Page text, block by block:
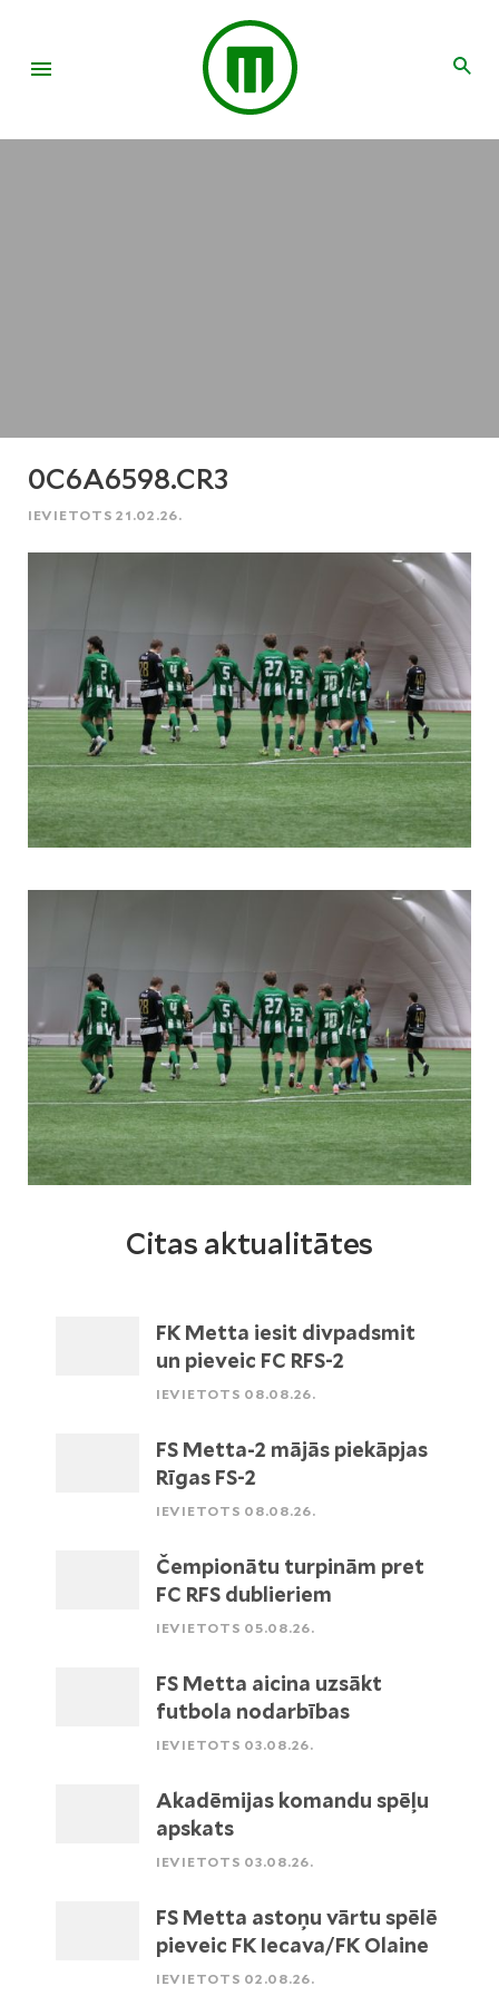
0C6A6598.CR3
IEVIETOTS 21.02.26.
Citas aktualitātes
FK Metta iesit divpadsmit
un pieveic FC RFS-2
IEVIETOTS 08.08.26.
FS Metta-2 mājās piekāpjas
Rīgas FS-2
IEVIETOTS 08.08.26.
Čempionātu turpinām pret
FC RFS dublieriem
IEVIETOTS 05.08.26.
FS Metta aicina uzsākt
futbola nodarbības
IEVIETOTS 03.08.26.
Akadēmijas komandu spēļu
apskats
IEVIETOTS 03.08.26.
FS Metta astoņu vārtu spēlē
pieveic FK Iecava/FK Olaine
IEVIETOTS 02.08.26.